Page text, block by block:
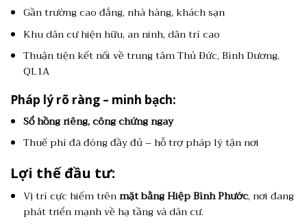
Gần trường cao đẳng, nhà hàng, khách sạn
Khu dân cư hiện hữu, an ninh, dân trí cao
Thuận tiện kết nối về trung tâm Thủ Đức, Bình Dương,
QL1A
Pháp lý rõ ràng – minh bạch:
Sổ hồng riêng, công chứng ngay
Thuế phí đã đóng đầy đủ – hỗ trợ pháp lý tận nơi
Lợi thế đầu tư:
Vị trí cực hiếm trênmặt bằng Hiệp Bình Phước, nơi đang
phát triển mạnh về hạ tầng và dân cư.